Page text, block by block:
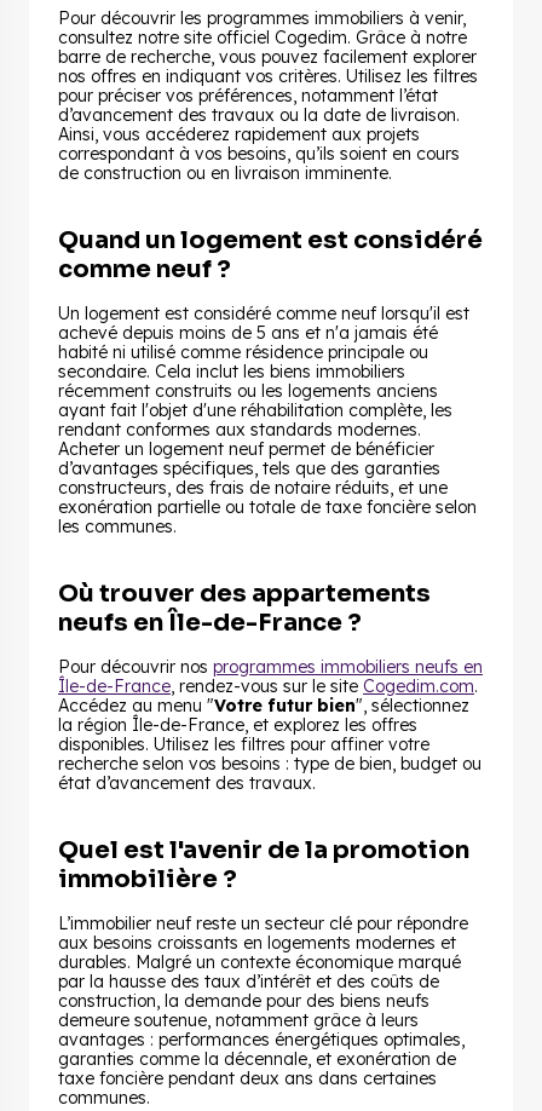
Pour découvrir les programmes immobiliers à venir,
consultez notre site officiel Cogedim. Grâce à notre
barre de recherche, vous pouvez facilement explorer
nos offres en indiquant vos critères. Utilisez les filtres
pour préciser vos préférences, notamment l’état
d’avancement des travaux ou la date de livraison.
Ainsi, vous accéderez rapidement aux projets
correspondant à vos besoins, qu’ils soient en cours
de construction ou en livraison imminente.
Quand un logement est considéré
comme neuf ?
Un logement est considéré comme neuf lorsqu'il est
achevé depuis moins de 5 ans et n'a jamais été
habité ni utilisé comme résidence principale ou
secondaire. Cela inclut les biens immobiliers
récemment construits ou les logements anciens
ayant fait l'objet d'une réhabilitation complète, les
rendant conformes aux standards modernes.
Acheter un logement neuf permet de bénéficier
d’avantages spécifiques, tels que des garanties
constructeurs, des frais de notaire réduits, et une
exonération partielle ou totale de taxe foncière selon
les communes.
Où trouver des appartements
neufs en Île-de-France ?
Pour découvrir nos programmes immobiliers neufs en
Île-de-France, rendez-vous sur le site Cogedim.com.
Accédez au menu "Votre futur bien", sélectionnez
la région Île-de-France, et explorez les offres
disponibles. Utilisez les filtres pour affiner votre
recherche selon vos besoins : type de bien, budget ou
état d’avancement des travaux.
Quel est l'avenir de la promotion
immobilière ?
L’immobilier neuf reste un secteur clé pour répondre
aux besoins croissants en logements modernes et
durables. Malgré un contexte économique marqué
par la hausse des taux d’intérêt et des coûts de
construction, la demande pour des biens neufs
demeure soutenue, notamment grâce à leurs
avantages : performances énergétiques optimales,
garanties comme la décennale, et exonération de
taxe foncière pendant deux ans dans certaines
communes.